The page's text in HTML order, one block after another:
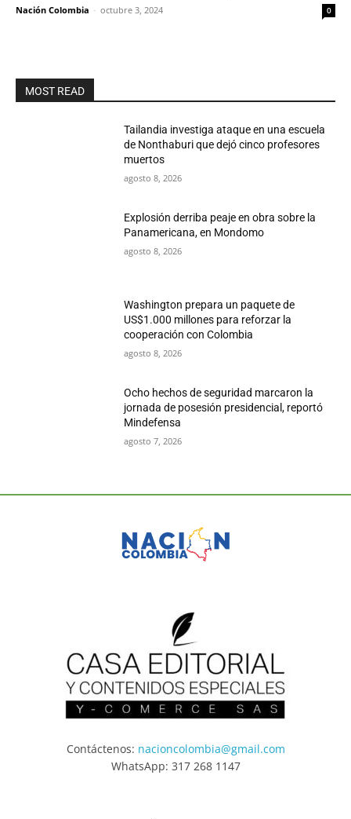
Nación Colombia - octubre 3, 2024 0
MOST READ
Tailandia investiga ataque en una escuela
de Nonthaburi que dejó cinco profesores
muertos
agosto 8, 2026
Explosión derriba peaje en obra sobre la
Panamericana, en Mondomo
agosto 8, 2026
Washington prepara un paquete de
US$1.000 millones para reforzar la
cooperación con Colombia
agosto 8, 2026
Ocho hechos de seguridad marcaron la
jornada de posesión presidencial, reportó
Mindefensa
agosto 7, 2026
Contáctenos: nacioncolombia@gmail.com
WhatsApp: 317 268 1147